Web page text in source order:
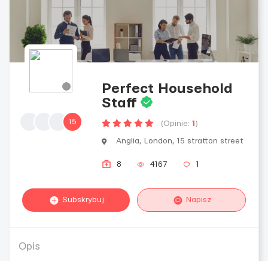
15
Perfect Household
Staff
(Opinie: 1 )
Anglia, London, 15 stratton street
8 4167 1
Subskrybuj Napisz
Opis